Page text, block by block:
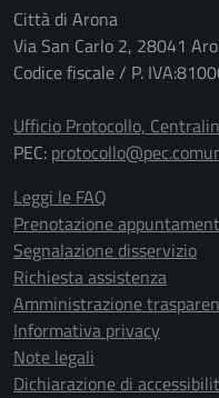
Città di Arona
Via San Carlo 2, 28041
Codice fiscale / P.
Ufficio Protocollo,
PEC:
Leggi le FAQ
Prenotazione
Segnalazione disservizio
Richiesta assistenza
Amministrazione
Informativa privacy
Note legali
Dichiarazione di